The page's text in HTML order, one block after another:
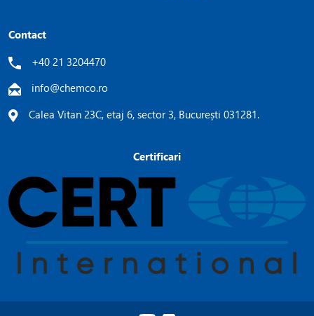
Contact
+40 21 3204470
info@chemco.ro
Calea Vitan 23C, etaj 6, sector 3, București 031281.
Certificari